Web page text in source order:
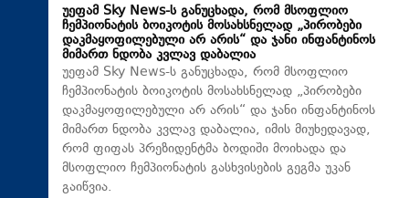
უეფამ Sky News-ს განუცხადა, რომ მსოფლიო
ჩემპიონატის ბოიკოტის მოსახსნელად „პირობები
დაკმაყოფილებული არ არის“ და ჯანი ინფანტინოს
მიმართ ნდობა კვლავ დაბალია
უეფამ Sky News-ს განუცხადა, რომ მსოფლიო
ჩემპიონატის ბოიკოტის მოსახსნელად „პირობები
დაკმაყოფილებული არ არის“ და ჯანი ინფანტინოს
მიმართ ნდობა კვლავ დაბალია, იმის მიუხედავად,
რომ ფიფას პრეზიდენტმა ბოდიში მოიხადა და
მსოფლიო ჩემპიონატის გასხვისების გეგმა უკან
გაიწვია.